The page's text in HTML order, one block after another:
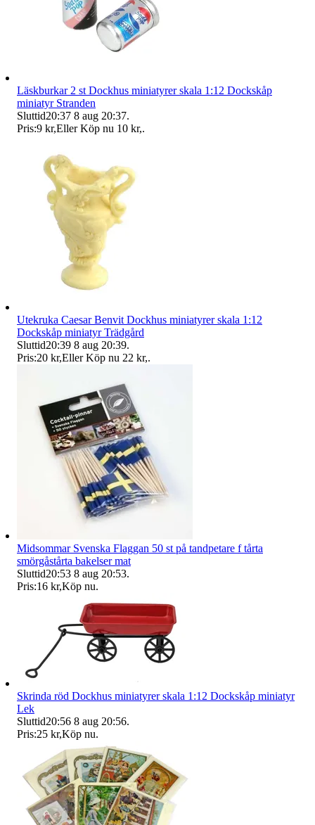
Läskburkar 2 st Dockhus miniatyrer skala 1:12 Dockskåp
miniatyr Stranden
Sluttid20:37 8 aug 20:37.
Pris:9 kr,Eller Köp nu 10 kr,.
Utekruka Caesar Benvit Dockhus miniatyrer skala 1:12
Dockskåp miniatyr Trädgård
Sluttid20:39 8 aug 20:39.
Pris:20 kr,Eller Köp nu 22 kr,.
Midsommar Svenska Flaggan 50 st på tandpetare f tårta
smörgåstårta bakelser mat
Sluttid20:53 8 aug 20:53.
Pris:16 kr,Köp nu.
Skrinda röd Dockhus miniatyrer skala 1:12 Dockskåp miniatyr
Lek
Sluttid20:56 8 aug 20:56.
Pris:25 kr,Köp nu.